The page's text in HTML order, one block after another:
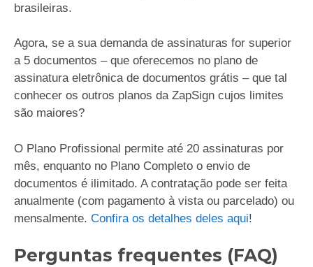
brasileiras.
Agora, se a sua demanda de assinaturas for superior
a 5 documentos – que oferecemos no plano de
assinatura eletrônica de documentos grátis – que tal
conhecer os outros planos da ZapSign cujos limites
são maiores?
O Plano Profissional permite até 20 assinaturas por
mês, enquanto no Plano Completo o envio de
documentos é ilimitado. A contratação pode ser feita
anualmente (com pagamento à vista ou parcelado) ou
mensalmente. Confira os detalhes deles aqui!
Perguntas frequentes (FAQ)